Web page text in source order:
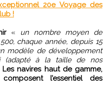
20e Voyage des
!
« un nombre moyen de
chaque année, depuis 15
modèle de développement
(adapté à la taille de nos
Les navires haut de gamme,
l’essentiel des